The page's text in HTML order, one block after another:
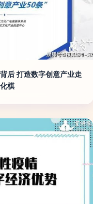
后 打造数字创意产业走
棋